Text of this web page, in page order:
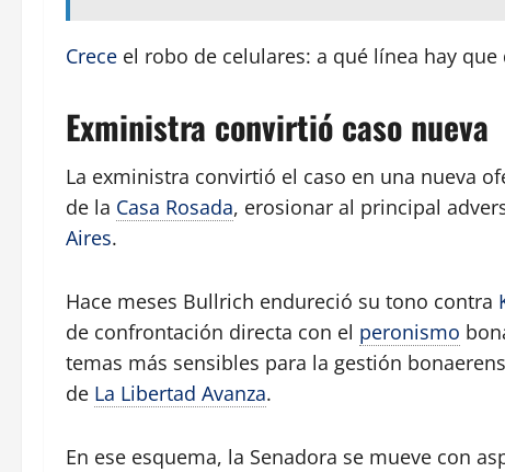
Crece el robo de celulares: a qué línea hay
Exministra convirtió caso nueva
La exministra convirtió el caso en una nueva
de la Casa Rosada, erosionar al principal
Aires.
Hace meses Bullrich endureció su tono contra
de confrontación directa con el peronismo
temas más sensibles para la gestión
de La Libertad Avanza.
En ese esquema, la Senadora se mueve con